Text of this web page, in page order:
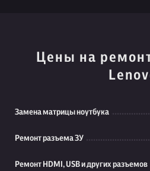
Цены на
Замена матрицы ноутбука
Ремонт разъема ЗУ
Ремонт HDMI, USB и других разъемов